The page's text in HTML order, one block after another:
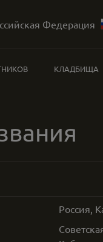
Федерация
КЛАДБИЩА
Россия,